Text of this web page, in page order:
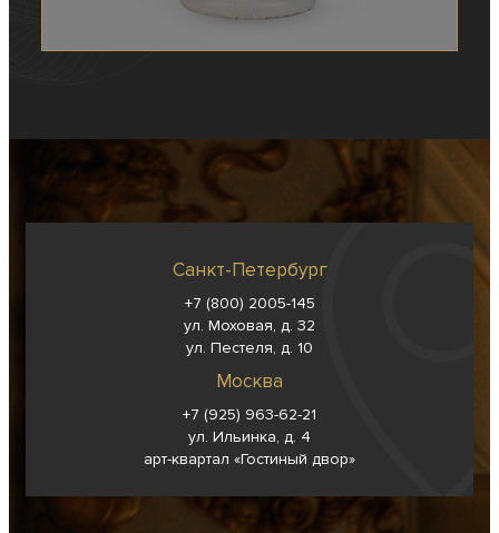
Санкт-Петербург
+7 (800) 2005-145
ул. Моховая, д. 32
ул. Пестеля, д. 10
Москва
+7 (925) 963-62-21
ул. Ильинка, д. 4
арт-квартал «Гостиный двор»